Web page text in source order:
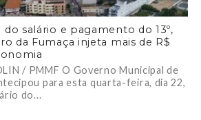
salário e pagamento do 13º,
da Fumaça injeta mais de R$
/ PMMF O Governo Municipal de
para esta quarta-feira, dia 22,
do...